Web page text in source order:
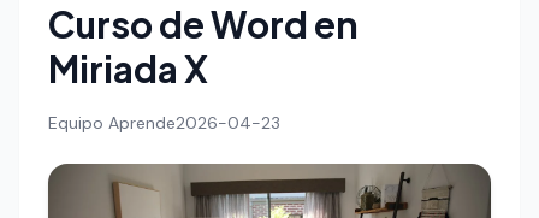
Curso de Word en
Miriada X
Equipo Aprende2026-04-23